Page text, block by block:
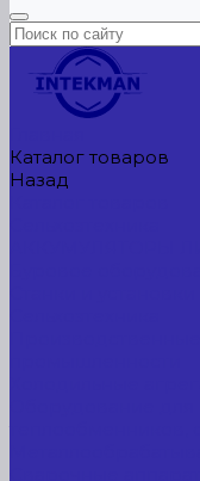
Каталог товаров
Назад